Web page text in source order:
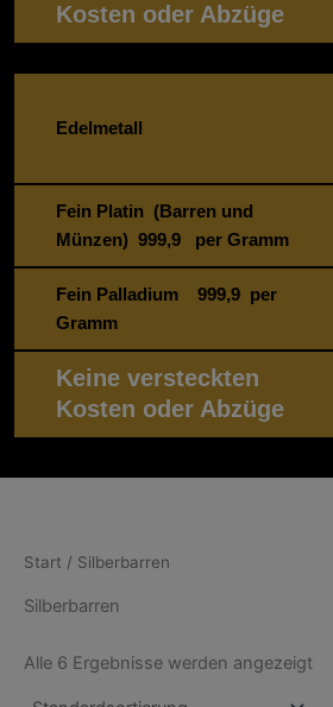
Kosten oder Abzüge
Edelmetall
Fein Platin (Barren und
Münzen) 999,9 per Gramm
Fein Palladium 999,9 per
Gramm
Keine versteckten
Kosten oder Abzüge
Start / Silberbarren
Silberbarren
Alle 6 Ergebnisse werden angezeigt